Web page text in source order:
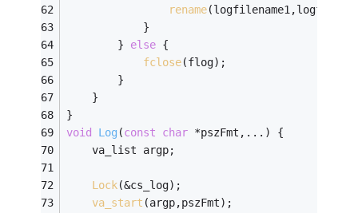
rename
            }
        }
else {
fclose(flog);
        }
    }
}
void
Log (const char *pszFmt,...)
{
    va_list argp;
Lock(&cs_log);
va_start (argp,pszFmt);